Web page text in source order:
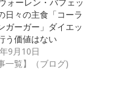
日々の主食「コーラ
ガーガー」ダイエッ
う価値はない
9月10日
一覧】（ブログ)